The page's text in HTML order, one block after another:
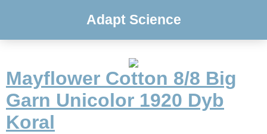
Adapt Science
Mayflower Cotton 8/8 Big
Garn Unicolor 1920 Dyb
Koral